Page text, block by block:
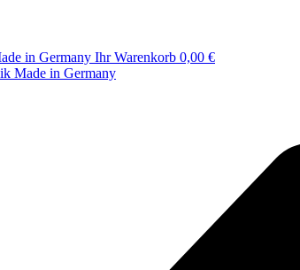
Ihr Warenkorb 0,00 €